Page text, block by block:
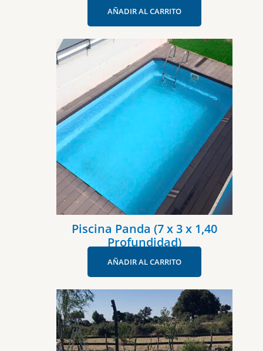
AÑADIR AL CARRITO
Piscina Panda (7 x 3 x 1,40
Profundidad)
AÑADIR AL CARRITO